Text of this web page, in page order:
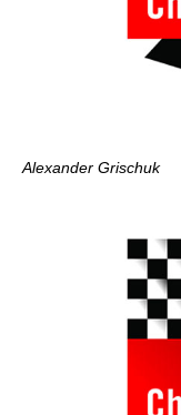
Alexander Grischuk